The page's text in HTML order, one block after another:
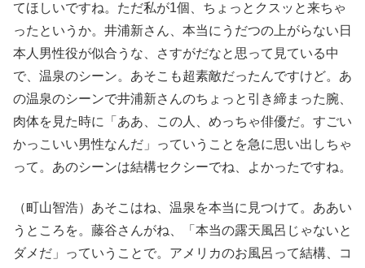
てほしいですね。ただ私が1個、ちょっとクスッと来ちゃ
ったというか。井浦新さん、本当にうだつの上がらない日
本人男性役が似合うな、さすがだなと思って見ている中
で、温泉のシーン。あそこも超素敵だったんですけど。あ
の温泉のシーンで井浦新さんのちょっと引き締まった腕、
肉体を見た時に「ああ、この人、めっちゃ俳優だ。すごい
かっこいい男性なんだ」っていうことを急に思い出しちゃ
って。あのシーンは結構セクシーでね、よかったですね。
（町山智浩）あそこはね、温泉を本当に見つけて。ああい
うところを。藤谷さんがね、「本当の露天風呂じゃないと
ダメだ」っていうことで。アメリカのお風呂って結構、コ